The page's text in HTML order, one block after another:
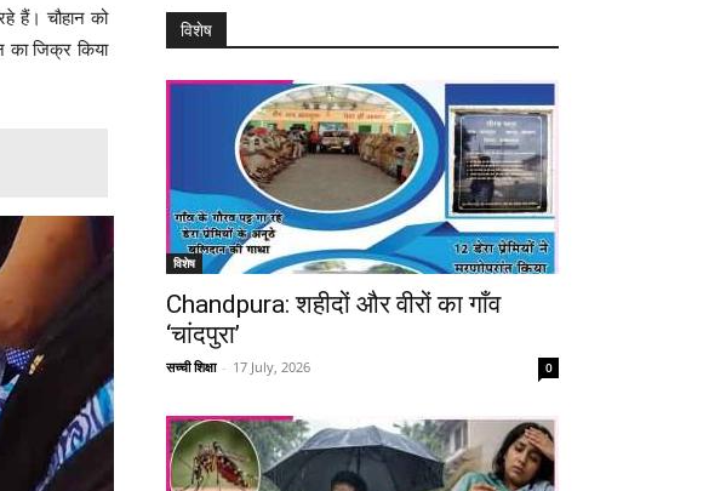
हैं। चौहान को
का जिक्र किया
विशेष
विशेष
Chandpura: शहीदों और वीरों का गाँव
‘चांदपुरा’
सच्ची शिक्षा - 17 July, 2026 0